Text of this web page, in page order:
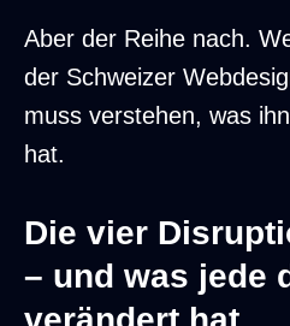
Aber der Reihe nach.
der Schweizer
muss verstehen, was
hat.
Die vier
– und was jede